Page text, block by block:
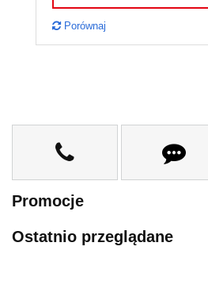
Porównaj
Promocje
Ostatnio przeglądane